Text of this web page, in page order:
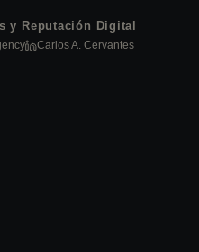
y Reputación Digital
Carlos A. Cervantes